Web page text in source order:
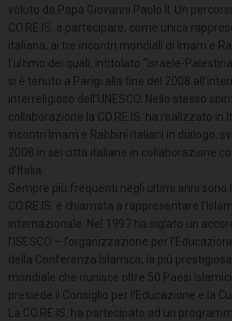
voluto da Papa Giovanni Paolo II. Un
CO.RE.IS. a partecipare, come unica
italiana, ai tre incontri mondiali di Imam e
l’ultimo dei quali, intitolato “Israele-
si è tenuto a Parigi alla fine del 2008
interreligioso dell’UNESCO. Nello stesso
collaborazione la CO.RE.IS. ha realizzato in
incontri Imam e Rabbini italiani in dialogo,
2008 in sei città italiane in collaborazione
d’Italia.
Sempre più frequenti negli ultimi anni sono
CO.RE.IS. è chiamata a rappresentare
internazionale. Nel 1997 ha siglato un
l’ISESCO – l’organizzazione per
della Conferenza Islamica, la più
mondiale che riunisce oltre 50 Paesi
presiede il Consiglio per l’Educazione e la
La CO.RE.IS. ha partecipato ad un